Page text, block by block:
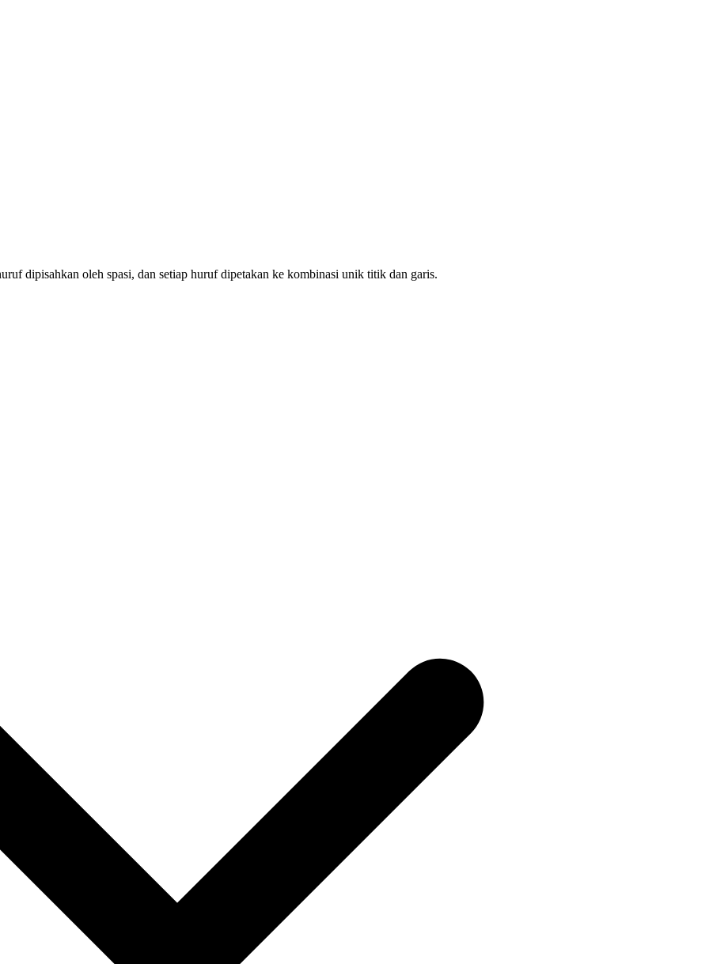
dipisahkan oleh spasi, dan setiap huruf dipetakan ke kombinasi unik titik dan garis.